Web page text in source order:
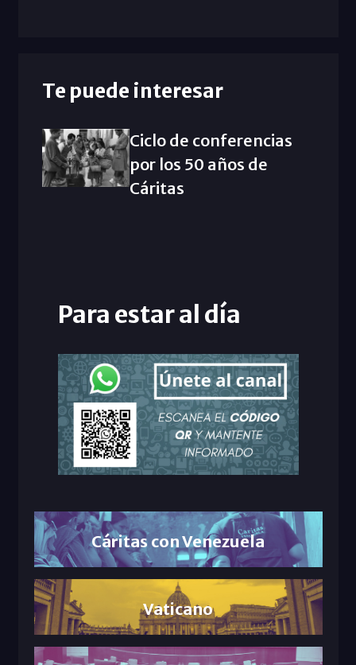
Te puede interesar
Ciclo de conferencias
por los 50 años de
Cáritas
Para estar al día
Cáritas con Venezuela
Vaticano